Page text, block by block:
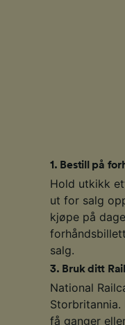
1 . Bestill på
Hold utkikk
ut for salg
kjøpe på
salg.
3. Bruk ditt
National
få ganger